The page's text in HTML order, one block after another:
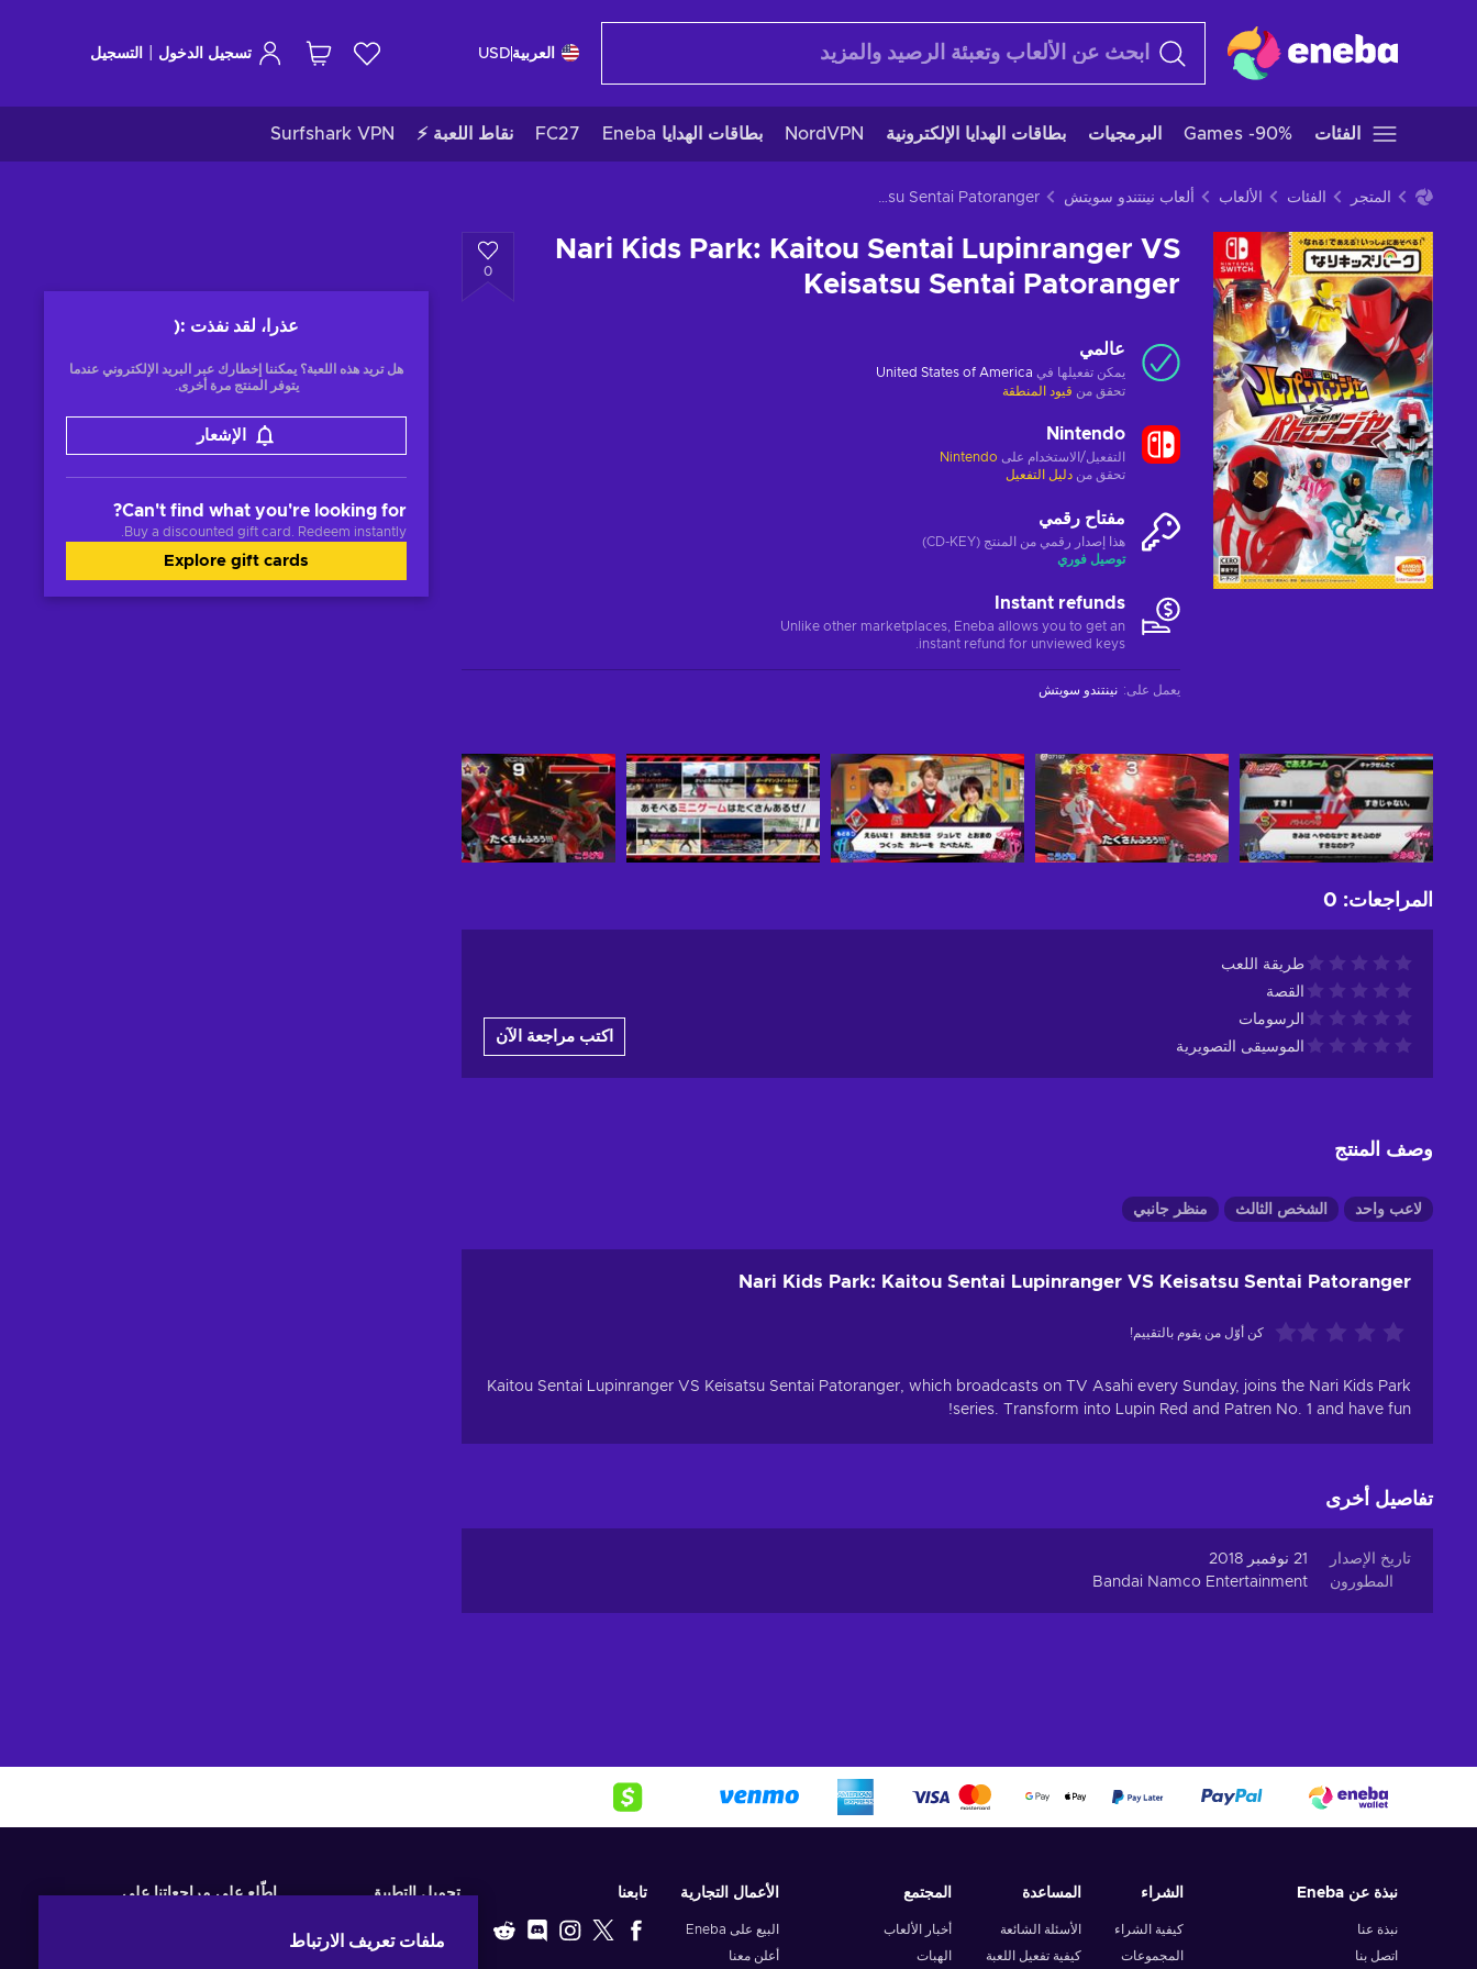
العربية USD تسجيل الدخول التسجيل
الفئات Games -90% البرمجيات بطاقات الهدايا الإلكترونية NordVPN بطاقات الهدايا Eneba FC27 نقاط اللعبة ⚡ Surfshark VPN
المتجر الفئات الألعاب ألعاب نينتندو سويتش Nari Kids Park: Kaitou Sentai Lupinranger VS Keisatsu Sentai Patoranger
Nari Kids Park: Kaitou Sentai Lupinranger VS
Keisatsu Sentai Patoranger
0
عذرا، لقد نفذت :(
هل تريد هذه اللعبة؟ يمكننا إخطارك عبر البريد الإلكتروني عندما
يتوفر المنتج مرة أخرى.
الإشعار
Can't find what you're looking for?
Buy a discounted gift card. Redeem instantly.
Explore gift cards
عالمي
يمكن تفعيلها في United States of America
تحقق من قيود المنطقة
Nintendo
التفعيل/الاستخدام على Nintendo
تحقق من دليل التفعيل
مفتاح رقمي
هذا إصدار رقمي من المنتج (CD-KEY)
توصيل فوري
Instant refunds
Unlike other marketplaces, Eneba allows you to get an
instant refund for unviewed keys.
يعمل على: نينتندو سويتش
المراجعات:
0
طريقة اللعب
القصة
الرسومات
الموسيقى التصويرية
اكتب مراجعة الآن
وصف المنتج
لاعب واحد الشخص الثالث منظر جانبي
Nari Kids Park: Kaitou Sentai Lupinranger VS Keisatsu Sentai Patoranger
كن أوّل من يقوم بالتقييم!
Kaitou Sentai Lupinranger VS Keisatsu Sentai Patoranger, which broadcasts on TV Asahi every Sunday, joins the Nari Kids Park
series. Transform into Lupin Red and Patren No. 1 and have fun!
تفاصيل أخرى
تاريخ الإصدار
21 نوفمبر 2018
المطورون
Bandai Namco Entertainment
نبذة عن Eneba
نبذة عنا
اتصل بنا
الشراء
كيفية الشراء
المجموعات
المساعدة
الأسئلة الشائعة
كيفية تفعيل اللعبة
المجتمع
أخبار الألعاب
الهبات
الأعمال التجارية
البيع على Eneba
أعلن معنا
تابعنا تحميل التطبيق اطّلع على مراجعاتنا على
ملفات تعريف الارتباط